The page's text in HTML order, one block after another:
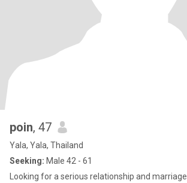
poin, 47
Yala, Yala, Thailand
Seeking: Male 42 - 61
Looking for a serious relationship and marriage